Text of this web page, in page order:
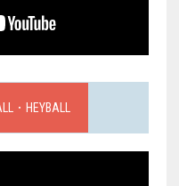
．HEYBALL